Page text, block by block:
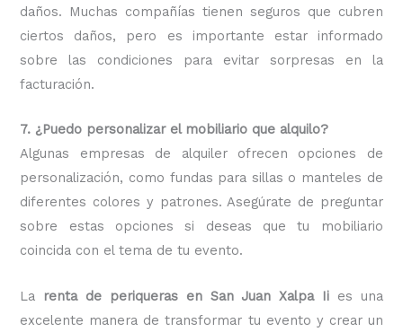
daños. Muchas compañías tienen seguros que cubren
ciertos daños, pero es importante estar informado
sobre las condiciones para evitar sorpresas en la
facturación.
7. ¿Puedo personalizar el mobiliario que alquilo?
Algunas empresas de alquiler ofrecen opciones de
personalización, como fundas para sillas o manteles de
diferentes colores y patrones. Asegúrate de preguntar
sobre estas opciones si deseas que tu mobiliario
coincida con el tema de tu evento.
La renta de periqueras en San Juan Xalpa Ii es una
excelente manera de transformar tu evento y crear un